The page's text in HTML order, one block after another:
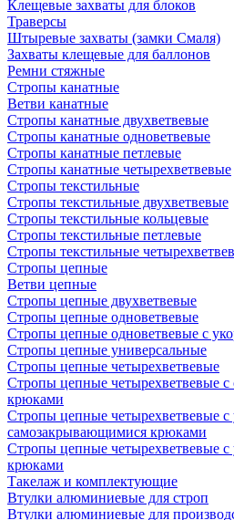
Клещевые захваты для блоков
Траверсы
Штыревые захваты (замки Смаля)
Захваты клещевые для баллонов
Ремни стяжные
Стропы канатные
Ветви канатные
Стропы канатные двухветвевые
Стропы канатные одноветвевые
Стропы канатные петлевые
Стропы канатные четырехветвевые
Стропы текстильные
Стропы текстильные двухветвевые
Стропы текстильные кольцевые
Стропы текстильные петлевые
Стропы текстильные
Стропы цепные
Ветви цепные
Стропы цепные двухветвевые
Стропы цепные одноветвевые
Стропы цепные одноветвевые с
Стропы цепные универсальные
Стропы цепные четырехветвевые
Стропы цепные четырехветвевые
крюками
Стропы цепные четырехветвевые
самозакрывающимися крюками
Стропы цепные четырехветвевые
крюками
Такелаж и комплектующие
Втулки алюминиевые для строп
Втулки алюминиевые для